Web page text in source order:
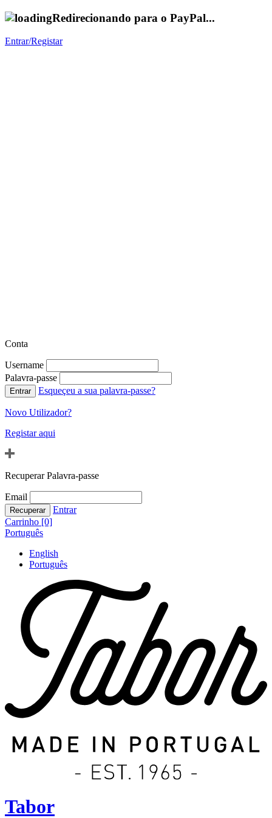
Redirecionando para o PayPal...
Entrar/Registar
Conta
Username
Palavra-passe
Esqueçeu a sua palavra-passe?
Novo Utilizador?
Registar aqui
Recuperar Palavra-passe
Email
Entrar
Carrinho [0]
Português
English
Português
Tabor